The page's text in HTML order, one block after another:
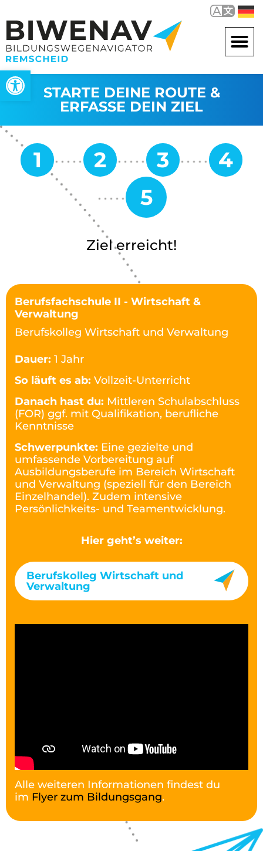
Werkzeugleiste öffnen
STARTE DEINE ROUTE &
ERFASSE DEIN ZIEL
Ziel erreicht!
Berufsfachschule II - Wirtschaft &
Verwaltung
Berufskolleg Wirtschaft und Verwaltung
Dauer: 1 Jahr
So läuft es ab: Vollzeit-Unterricht
Danach hast du: Mittleren Schulabschluss
(FOR) ggf. mit Qualifikation, berufliche
Kenntnisse
Schwerpunkte: Eine gezielte und
umfassende Vorbereitung auf
Ausbildungsberufe im Bereich Wirtschaft
und Verwaltung (speziell für den Bereich
Einzelhandel). Zudem intensive
Persönlichkeits- und Teamentwicklung.
Hier geht’s weiter:
Berufskolleg Wirtschaft und
Verwaltung
Alle weiteren Informationen findest du
im Flyer zum Bildungsgang.